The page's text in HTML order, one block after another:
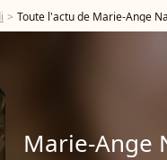
Toute l'actu de Marie-Ange
Marie-Ange